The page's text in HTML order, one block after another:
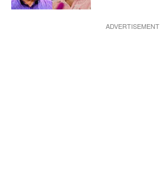
ADVERTISEMENT